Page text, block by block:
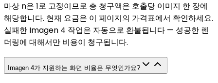
마상 n은 1로 고정이므로 총 청구액은 호출당 이미지 한 장에
해당합니다. 현재 요금은 이 페이지의 가격표에서 확인하세요.
실패한 Imagen 4 작업은 자동으로 환불됩니다 — 성공한 렌
더링에 대해서만 비용이 청구됩니다.
Imagen 4가 지원하는 화면 비율은 무엇인가요?